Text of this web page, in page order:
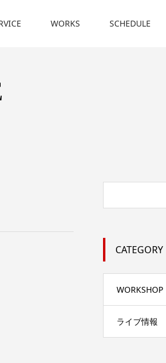
WORKS SCHEDULE
CATEGORY
WORKSHOP
ライブ情報